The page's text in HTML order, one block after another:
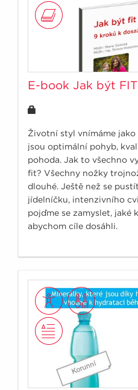
E-book Jak být
Životní styl vnímáme
jsou optimální pohyb,
pohoda. Jak to všechno
fit? Všechny nožky
dlouhé. Ještě než se
jídelníčku, intenzivního
pojďme se zamyslet, jaké
abychom cíle dosáhli.